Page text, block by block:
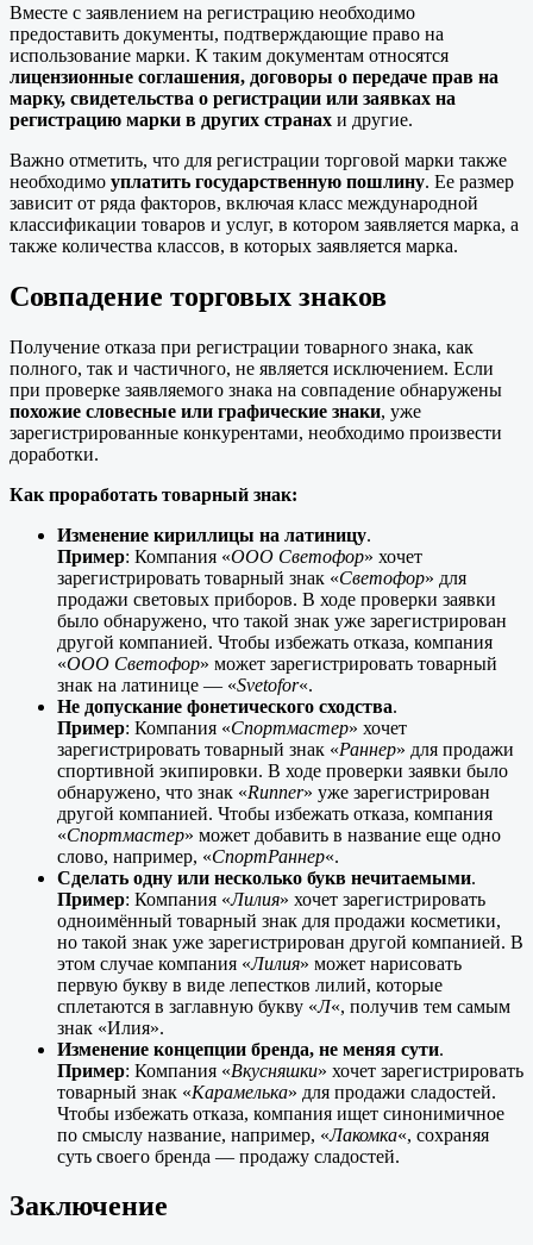
Вместе с заявлением на регистрацию необходимо
предоставить документы, подтверждающие право на
использование марки. К таким документам относятся
лицензионные соглашения, договоры о передаче прав на
марку, свидетельства о регистрации или заявках на
регистрацию марки в других странах и другие.
Важно отметить, что для регистрации торговой марки также
необходимо уплатить государственную пошлину. Ее размер
зависит от ряда факторов, включая класс международной
классификации товаров и услуг, в котором заявляется марка, а
также количества классов, в которых заявляется марка.
Совпадение торговых знаков
Получение отказа при регистрации товарного знака, как
полного, так и частичного, не является исключением. Если
при проверке заявляемого знака на совпадение обнаружены
похожие словесные или графические знаки, уже
зарегистрированные конкурентами, необходимо произвести
доработки.
Как проработать товарный знак:
Изменение кириллицы на латиницу.
Пример: Компания «ООО Светофор» хочет
зарегистрировать товарный знак «Светофор» для
продажи световых приборов. В ходе проверки заявки
было обнаружено, что такой знак уже зарегистрирован
другой компанией. Чтобы избежать отказа, компания
«ООО Светофор» может зарегистрировать товарный
знак на латинице — «Svetofor«.
Не допускание фонетического сходства.
Пример: Компания «Спортмастер» хочет
зарегистрировать товарный знак «Раннер» для продажи
спортивной экипировки. В ходе проверки заявки было
обнаружено, что знак «Runner» уже зарегистрирован
другой компанией. Чтобы избежать отказа, компания
«Спортмастер» может добавить в название еще одно
слово, например, «СпортРаннер«.
Сделать одну или несколько букв нечитаемыми.
Пример: Компания «Лилия» хочет зарегистрировать
одноимённый товарный знак для продажи косметики,
но такой знак уже зарегистрирован другой компанией. В
этом случае компания «Лилия» может нарисовать
первую букву в виде лепестков лилий, которые
сплетаются в заглавную букву «Л«, получив тем самым
знак «Илия».
Изменение концепции бренда, не меняя сути.
Пример: Компания «Вкусняшки» хочет зарегистрировать
товарный знак «Карамелька» для продажи сладостей.
Чтобы избежать отказа, компания ищет синонимичное
по смыслу название, например, «Лакомка«, сохраняя
суть своего бренда — продажу сладостей.
Заключение